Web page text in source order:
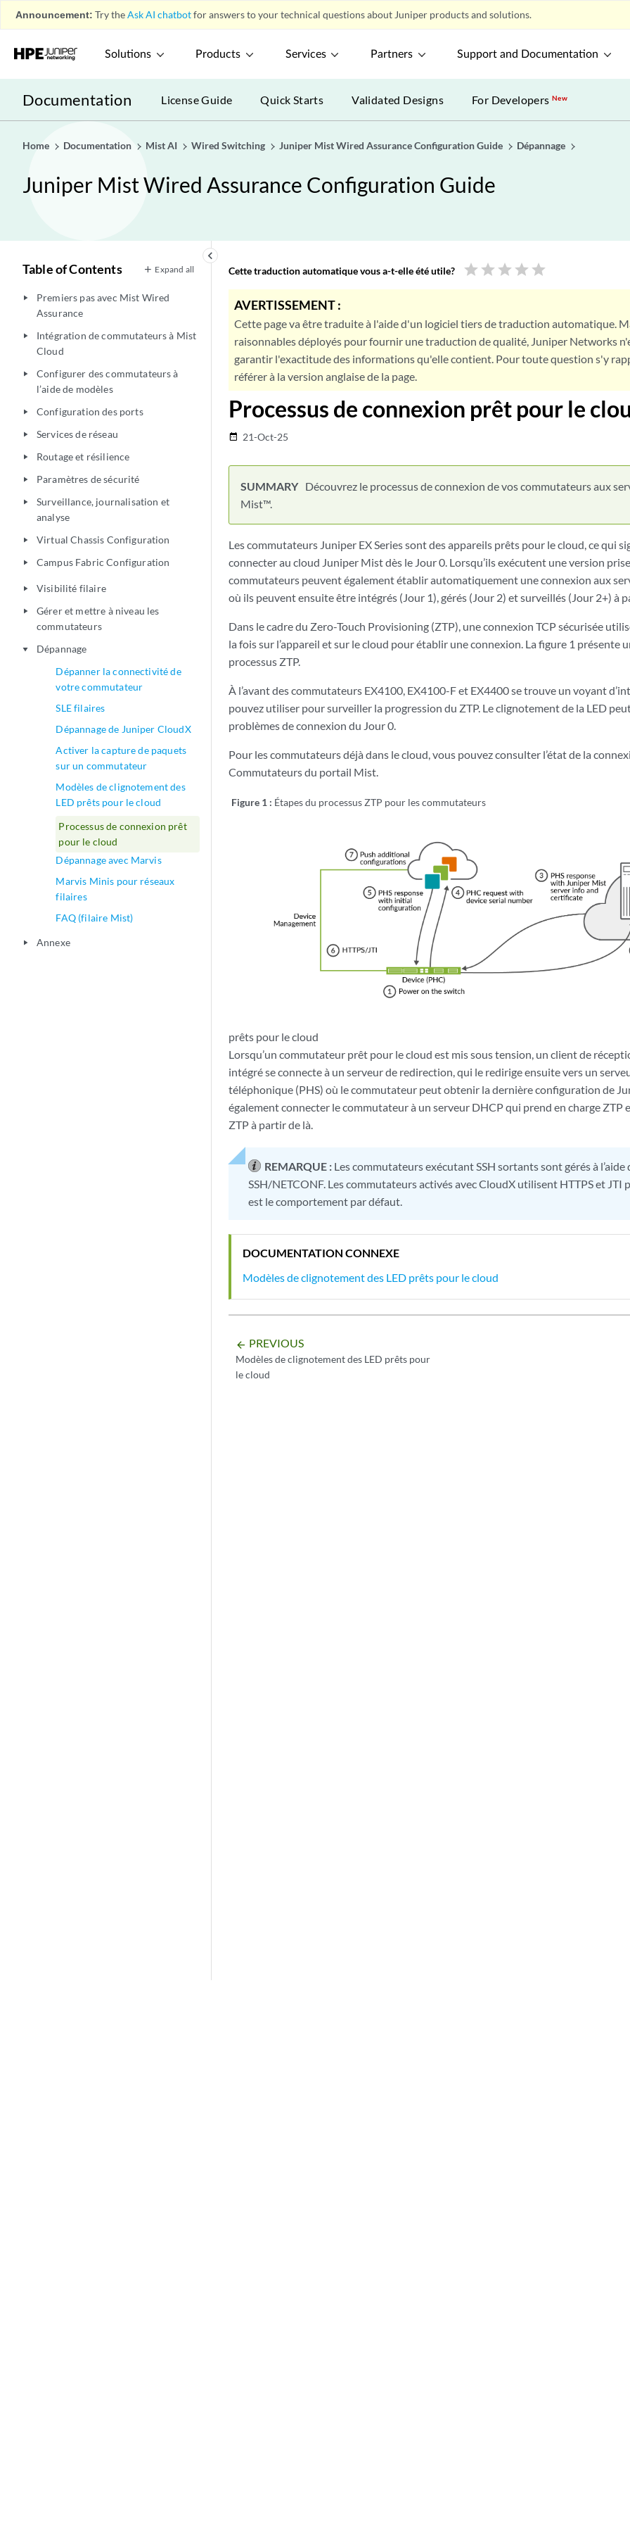
Announcement: Try theAsk AI chatbotfor answers to your technical questions about Juniper products and solutions.
Solutions Products Services Partners Support and Documentation
Documentation License Guide Quick Starts Validated Designs For DevelopersNew
Home Documentation Mist AI Wired Switching Juniper Mist Wired Assurance Configuration Guide Dépannage
Juniper Mist Wired Assurance Configuration Guide
keyboard_arrow_left
Table of Contents Expand all
play_arrow
Premiers pas avec Mist Wired
Assurance
play_arrow
Intégration de commutateurs à Mist
Cloud
play_arrow
Configurer des commutateurs à
l’aide de modèles
play_arrow Configuration des ports
play_arrow Services de réseau
play_arrow Routage et résilience
play_arrow Paramètres de sécurité
play_arrow
Surveillance, journalisation et
analyse
play_arrow Virtual Chassis Configuration
play_arrow Campus Fabric Configuration
play_arrow Visibilité filaire
play_arrow
Gérer et mettre à niveau les
commutateurs
play_arrow
Dépannage
Dépanner la connectivité de
votre commutateur
SLE filaires
Dépannage de Juniper CloudX
Activer la capture de paquets
sur un commutateur
Modèles de clignotement des
LED prêts pour le cloud
Processus de connexion prêt
pour le cloud
Dépannage avec Marvis
Marvis Minis pour réseaux
filaires
FAQ (filaire Mist)
play_arrow Annexe
Cette traduction automatique vous a-t-elle été utile? star star star star star
AVERTISSEMENT :
Cette page va être traduite à l'aide d'un logiciel tiers de traduction automatique.
raisonnables déployés pour fournir une traduction de qualité, Juniper Networks
garantir l'exactitude des informations qu'elle contient. Pour toute question s'y
référer à la version anglaise de la page.
Processus de connexion prêt pour le
date_range 21-Oct-25
Découvrez le processus de connexion de vos commutateurs aux
Mist™.
Les commutateurs Juniper EX Series sont des appareils prêts pour le cloud, ce qui
connecter au cloud Juniper Mist dès le Jour 0. Lorsqu’ils exécutent une version
commutateurs peuvent également établir automatiquement une connexion aux
où ils peuvent ensuite être intégrés (Jour 1), gérés (Jour 2) et surveillés (Jour 2+) à
Dans le cadre du Zero-Touch Provisioning (ZTP), une connexion TCP sécurisée
la fois sur l’appareil et sur le cloud pour établir une connexion. La figure 1 présente
processus ZTP.
À l’avant des commutateurs EX4100, EX4100-F et EX4400 se trouve un voyant
pouvez utiliser pour surveiller la progression du ZTP. Le clignotement de la LED
problèmes de connexion du Jour 0.
Pour les commutateurs déjà dans le cloud, vous pouvez consulter l’état de la
Commutateurs du portail Mist.
Figure 1 : Étapes du processus ZTP pour les commutateurs
prêts pour le cloud
Lorsqu’un commutateur prêt pour le cloud est mis sous tension, un client de
intégré se connecte à un serveur de redirection, qui le redirige ensuite vers un
téléphonique (PHS) où le commutateur peut obtenir la dernière configuration de
également connecter le commutateur à un serveur DHCP qui prend en charge ZTP
ZTP à partir de là.
REMARQUE : Les commutateurs exécutant SSH sortants sont gérés à l’aide
SSH/NETCONF. Les commutateurs activés avec CloudX utilisent HTTPS et JTI
est le comportement par défaut.
DOCUMENTATION CONNEXE
Modèles de clignotement des LED prêts pour le cloud
arrow_backward PREVIOUS
Modèles de clignotement des LED prêts pour
le cloud